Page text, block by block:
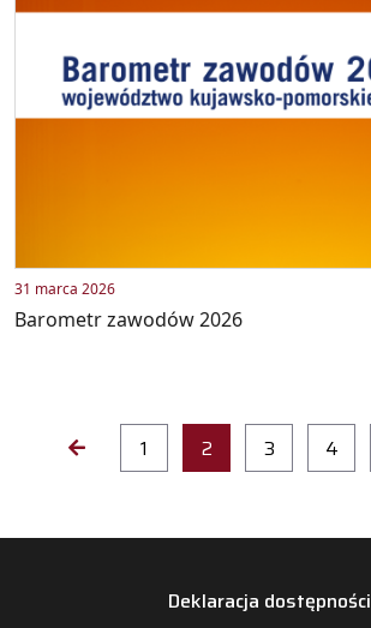
31 marca 2026
Barometr zawodów 2026
1 2 3 4
Deklaracja dostępności